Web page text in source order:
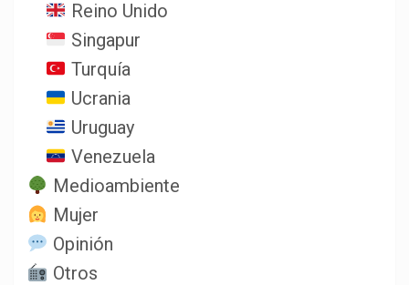
Reino Unido
Singapur
Turquía
Ucrania
Uruguay
Venezuela
Medioambiente
Mujer
Opinión
Otros